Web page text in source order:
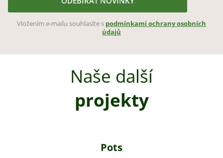
Vložením e-mailu souhlasíte s podmínkami ochrany osobních
údajů
Naše další
projekty
Pots